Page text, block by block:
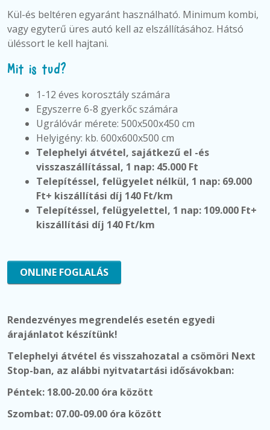
Kül-és beltéren egyaránt használható. Minimum kombi,
vagy egyterű üres autó kell az elszállításához. Hátsó
üléssort le kell hajtani.
Mit is tud?
1-12 éves korosztály számára
Egyszerre 6-8 gyerkőc számára
Ugrálóvár mérete: 500x500x450 cm
Helyigény: kb. 600x600x500 cm
Telephelyi átvétel, sajátkezű el -és
visszaszállítással, 1 nap: 45.000 Ft
Telepítéssel, felügyelet nélkül, 1 nap: 69.000
Ft+ kiszállítási díj 140 Ft/km
Telepítéssel, felügyelettel, 1 nap: 109.000 Ft+
kiszállítási díj 140 Ft/km
ONLINE FOGLALÁS
Rendezvényes megrendelés esetén egyedi
árajánlatot készítünk!
Telephelyi átvétel és visszahozatal a csömöri Next
Stop-ban, az alábbi nyitvatartási idősávokban:
Péntek: 18.00-20.00 óra között
Szombat: 07.00-09.00 óra között